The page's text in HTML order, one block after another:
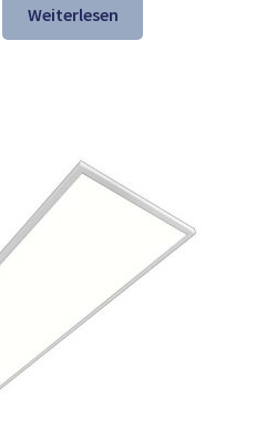
157,54 €
ist:
106,98 €.
Weiterlesen